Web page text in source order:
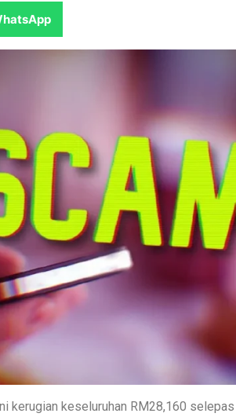
kerugian keseluruhan RM28,160